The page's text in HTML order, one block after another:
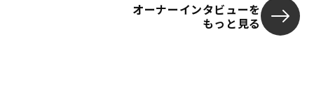
オーナーインタビューを
もっと見る